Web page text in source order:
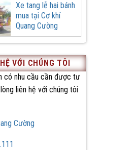
Xe tang lễ hai bánh
mua tại Cơ khí
Quang Cường
VỚI CHÚNG TÔI
có nhu cầu cần được tư
liên hệ với chúng tôi
Cường